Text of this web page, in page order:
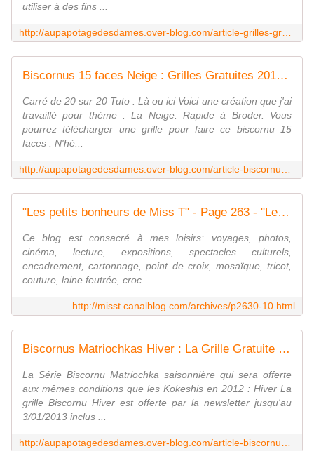
utiliser à des fins ...
Biscornus 15 faces Neige : Grilles Gratuites 2012 - Le Blog des Dames
Carré de 20 sur 20 Tuto : Là ou ici Voici une création que j'ai
travaillé pour thème : La Neige. Rapide à Broder. Vous
pourrez télécharger une grille pour faire ce biscornu 15
faces . N'hé...
"Les petits bonheurs de Miss T" - Page 263 - "Les petits bonheurs de Miss T"
Ce blog est consacré à mes loisirs: voyages, photos,
cinéma, lecture, expositions, spectacles culturels,
encadrement, cartonnage, point de croix, mosaïque, tricot,
couture, laine feutrée, croc...
http://misst.canalblog.com/archives/p2630-10.html
Biscornus Matriochkas Hiver : La Grille Gratuite - Le Blog des Dames
La Série Biscornu Matriochka saisonnière qui sera offerte
aux mêmes conditions que les Kokeshis en 2012 : Hiver La
grille Biscornu Hiver est offerte par la newsletter jusqu'au
3/01/2013 inclus ...